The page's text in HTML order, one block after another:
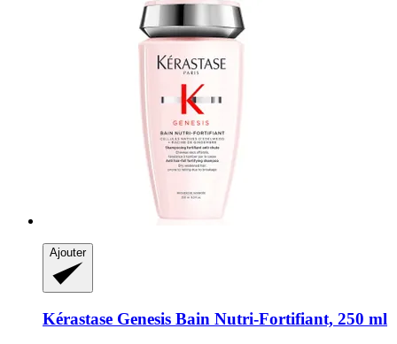
Ajouter
Kérastase Genesis Bain Nutri-​Fortifiant, 250 ml